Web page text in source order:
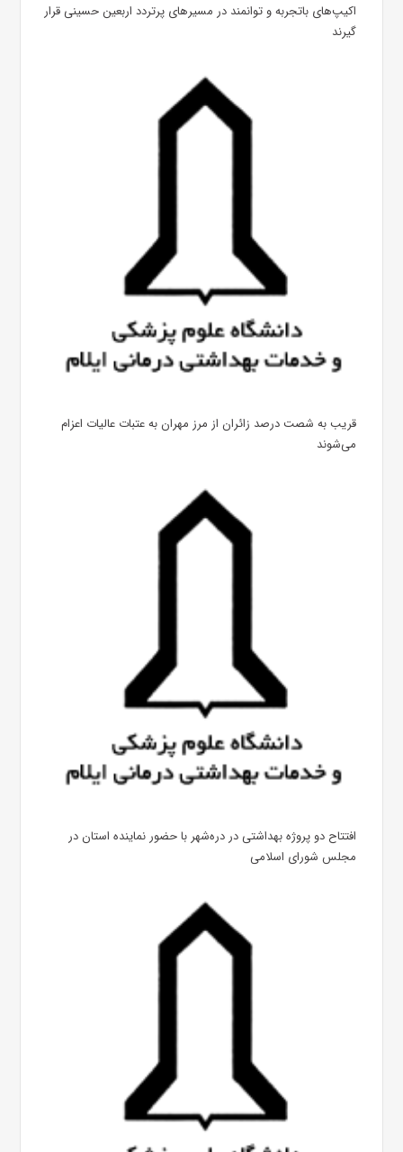
اکیپ‌های باتجربه و توانمند در مسیرهای پرتردد اربعین حسینی قرار
گیرند
قریب به شصت درصد زائران از مرز مهران به عتبات عالیات اعزام
می‌شوند
افتتاح دو پروژه بهداشتی در دره‌شهر با حضور نماینده استان در
مجلس شورای اسلامی